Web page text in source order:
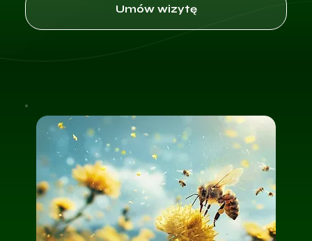
Umów wizytę